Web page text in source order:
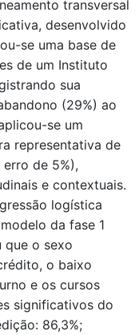
transversal
desenvolvido
se uma base de
de um Instituto
sua
(29%) ao
se um
representativa de
de 5%),
e contextuais.
logística
da fase 1
que o sexo
o baixo
e os cursos
significativos do
86,3%;